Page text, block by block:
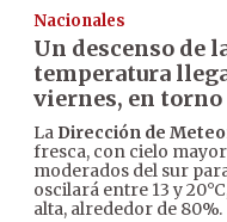
Nacionales
Un descenso de
temperatura
viernes, en torno
La Dirección de
fresca, con cielo
moderados del sur
oscilará entre 13 y
alta, alrededor de 80%.